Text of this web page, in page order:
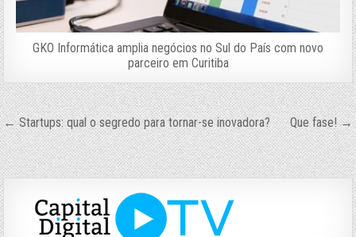
GKO Informática amplia negócios no Sul do País com novo
parceiro em Curitiba
Navegação
de
Post
← Startups: qual o segredo para tornar-se inovadora? Que fase! →